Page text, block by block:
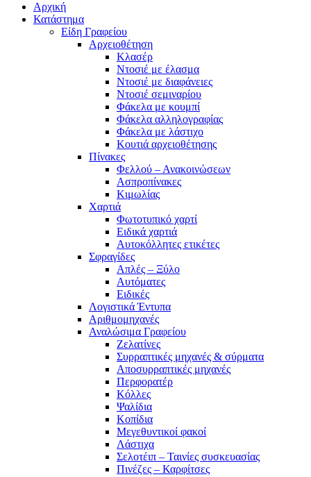
Αρχική
Κατάστημα
Είδη Γραφείου
Αρχειοθέτηση
Κλασέρ
Ντοσιέ με έλασμα
Ντοσιέ με διαφάνειες
Ντοσιέ σεμιναρίου
Φάκελα με κουμπί
Φάκελα αλληλογραφίας
Φάκελα με λάστιχο
Κουτιά αρχειοθέτησης
Πίνακες
Φελλού – Ανακοινώσεων
Ασπροπίνακες
Κιμωλίας
Χαρτιά
Φωτοτυπικό χαρτί
Ειδικά χαρτιά
Αυτοκόλλητες ετικέτες
Σφραγίδες
Απλές – Ξύλο
Αυτόματες
Ειδικές
Λογιστικά Έντυπα
Αριθμομηχανές
Αναλώσιμα Γραφείου
Ζελατίνες
Συρραπτικές μηχανές & σύρματα
Αποσυρραπτικές μηχανές
Περφορατέρ
Κόλλες
Ψαλίδια
Κοπίδια
Μεγεθυντικοί φακοί
Λάστιχα
Σελοτέιπ – Ταινίες συσκευασίας
Πινέζες – Καρφίτσες